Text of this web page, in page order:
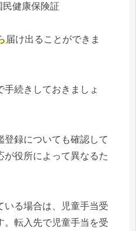
民健康保険証
届け出ることができま
続きしておきましょ
登録についても確認して
が役所によって異なるた
いる場合は、児童手当受
。転入先で児童手当を受